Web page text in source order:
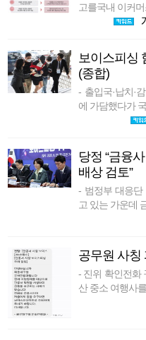
고를국내 이커머
보이스피싱
(종합)
- 출입국·납치·
에 가담했다가 국
당정 “금융
배상 검토”
- 범정부 대응
고 있는 가운데
공무원 사칭
- 진위 확인전화
산 중소 여행사를